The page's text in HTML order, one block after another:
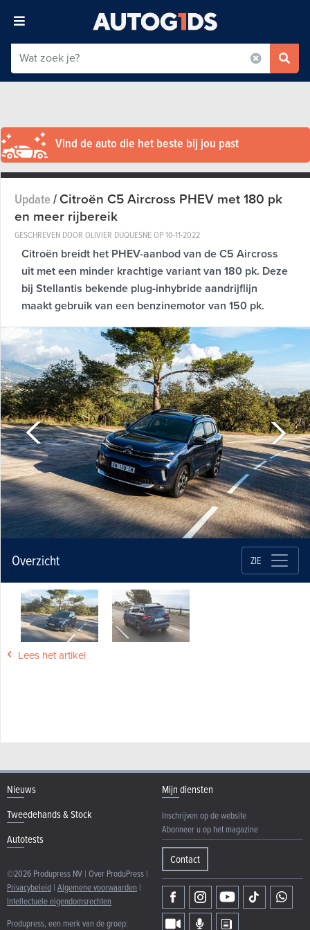
Vind de auto die het beste bij jou past
Update/Citroën C5 Aircross PHEV met 180 pk
en meer rijbereik
GESCHREVEN DOOR OLIVIER DUQUESNE OP10-11-2022
Citroën breidt het PHEV-aanbod van de C5 Aircross
uit met een minder krachtige variant van 180 pk. Deze
bij Stellantis bekende plug-inhybride aandrijflijn
maakt gebruik van een benzinemotor van 150 pk.
Overzicht ZIE
Lees het artikel
Nieuws
Tweedehands & Stock
Autotests
©2026 Produpress NV | Over ProduPress |
Privacybeleid | Algemene voorwaarden |
Intellectuele eigendomsrechten
Produpress, een merk van de groep:
Mijn diensten
Inschrijven op de website
Abonneer u op het magazine
Contact